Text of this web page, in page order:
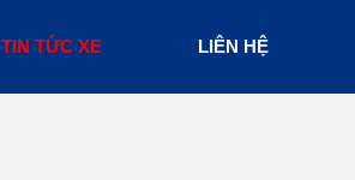
TIN TỨC XE LIÊN HỆ